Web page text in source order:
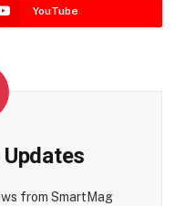
YouTube
from SmartMag